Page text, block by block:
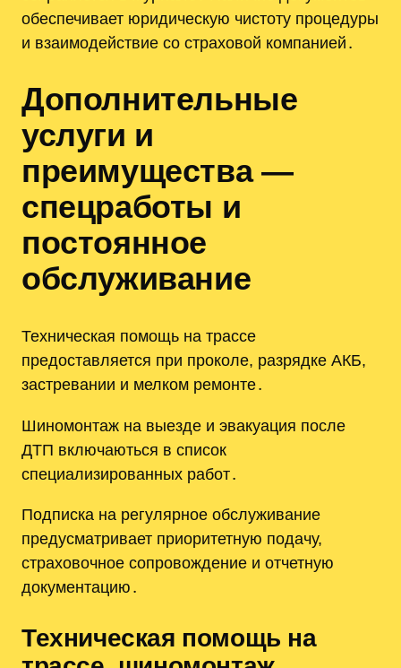
обеспечивает юридическую чистоту процедуры
и взаимодействие со страховой компанией․
Дополнительные
услуги и
преимущества —
спецработы и
постоянное
обслуживание
Техническая помощь на трассе
предоставляется при проколе, разрядке АКБ,
застревании и мелком ремонте․
Шиномонтаж на выезде и эвакуация после
ДТП включаються в список
специализированных работ․
Подписка на регулярное обслуживание
предусматривает приоритетную подачу,
страховочное сопровождение и отчетную
документацию․
Техническая помощь на